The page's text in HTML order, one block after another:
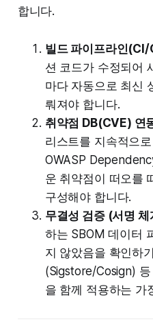
합니다.
빌드 파이프라인(CI/
션 코드가 수정되어
마다 자동으로 최신
뤄져야 합니다.
취약점 DB(CVE) 연
리스트를 지속적으
OWASP
운 취약점이 떠오를
구성해야 합니다.
무결성 검증 (서명 체
하는 SBOM 데이터
지 않았음을 확인하
(Sigstore/Cosign)
을 함께 적용하는 가